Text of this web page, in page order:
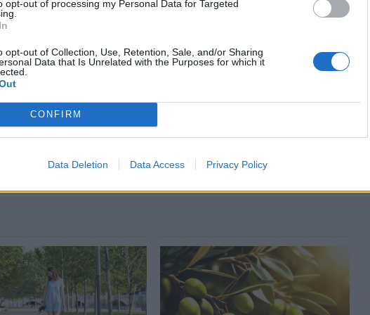
opt-out of processing my Personal Data for Targeted
opt-out of Collection, Use, Retention, Sale, and/or Sharing
Data that Is Unrelated with the Purposes for which it
CONFIRM
Data Deletion Data Access Privacy Policy
θα βάλει άμεσα τέλος στο ξεπούλημα
πολιτικό χρόνο να ολοκληρώσουν το
του Συλλόγου Γεωπόνων Λακωνίας